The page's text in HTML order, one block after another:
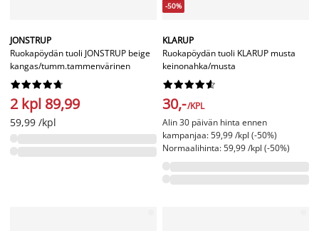
JONSTRUP
Ruokapöydän tuoli JONSTRUP beige
kangas/tumm.tammenvärinen






2 kpl 89,99
59,99 /kpl
-50%
KLARUP
Ruokapöydän tuoli KLARUP musta
keinonahka/musta






30,-/KPL
Alin 30 päivän hinta ennen
kampanjaa: 59,99 /kpl (-50%)
Normaalihinta: 59,99 /kpl (-50%)